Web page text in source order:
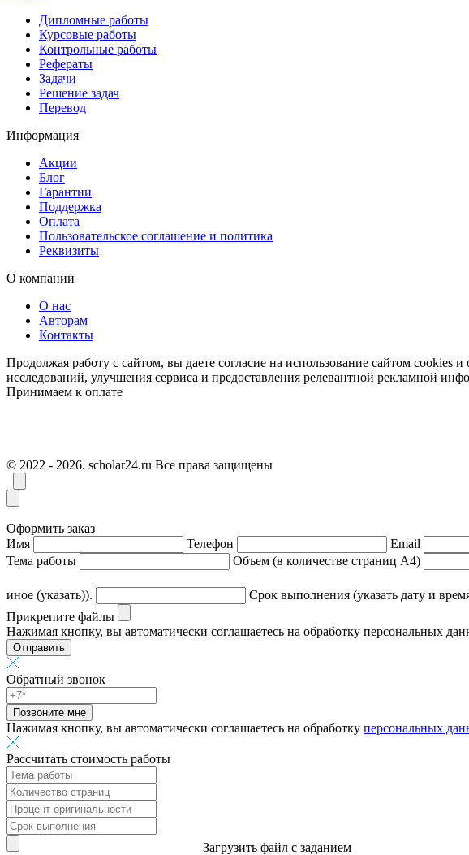
Дипломные работы
Курсовые работы
Контрольные работы
Рефераты
Задачи
Решение задач
Перевод
Информация
Акции
Блог
Гарантии
Поддержка
Оплата
Пользовательское соглашение и политика
Реквизиты
О компании
О нас
Авторам
Контакты
Продолжая работу с сайтом, вы даете согласие на использование сайтом cookies
исследований, улучшения сервиса и предоставления релевантной рекламной
Принимаем к оплате
© 2022 - 2026. scholar24.ru Все права защищены
Оформить заказ
Имя
Телефон Email
Тема работы
Объем (в количестве страниц А4)
иное (указать)). Срок выполнения (указать дату и
Прикрепите файлы
Нажимая кнопку, вы автоматически соглашаетесь на обработку персональных
Отправить
Обратный звонок
Позвоните мне
Нажимая кнопку, вы автоматически соглашаетесь на обработку персональных
Рассчитать стоимость работы
Загрузить файл с заданием